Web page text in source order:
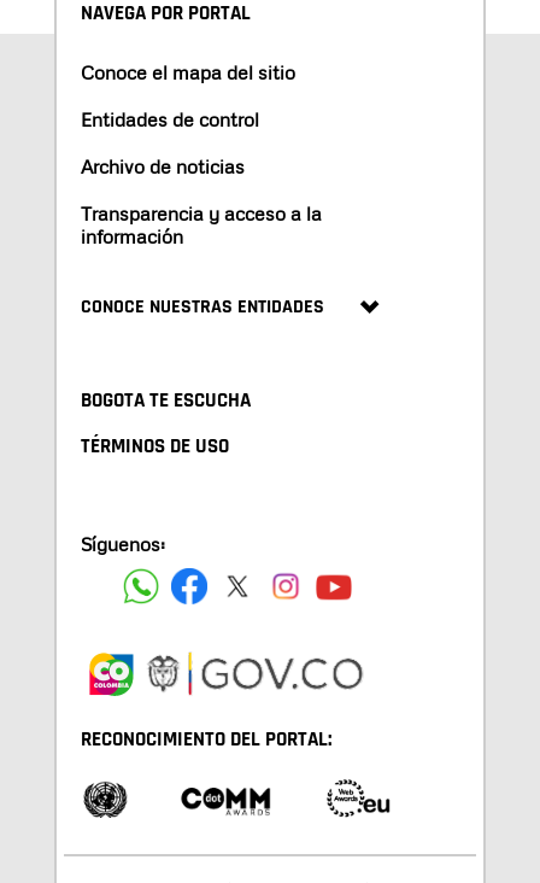
NAVEGA POR PORTAL
Conoce el mapa del sitio
Entidades de control
Archivo de noticias
Transparencia y acceso a la
información
CONOCE NUESTRAS ENTIDADES
BOGOTA TE ESCUCHA
TÉRMINOS DE USO
Síguenos:
RECONOCIMIENTO DEL PORTAL: